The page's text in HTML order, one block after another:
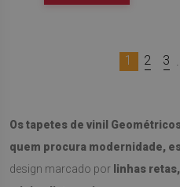
1 2 3
Os tapetes de vinil
quem procura modernidade,
design marcado por linhas